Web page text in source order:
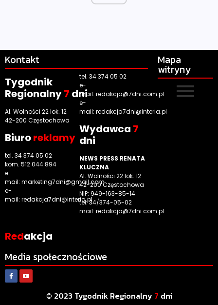
Kontakt
Tygodnik
Regionalny7 dni
Al. Wolności 22 lok. 12
42-200 Częstochowa
Biuroreklamy
tel. 34 374 05 02
kom. 512 044 894
e-
mail: marketing7dni@gmail.com
e-
mail: redakcja7dni@interia.pl
Redakcja
tel. 34 374 05 02
e-
mail: redakcja@7dni.com.pl
e-
mail: redakcja7dni@interia.pl
Wydawca 7
dni
NEWS PRESS RENATA
KLUCZNA
Al. Wolności 22 lok. 12
42-200 Częstochowa
NIP: 949-163-85-14
tel. 34/374-05-02
mail: redakcja@7dni.com.pl
Mapa
witryny
Media społecznościowe
© 2023 Tygodnik Regionalny 7 dni